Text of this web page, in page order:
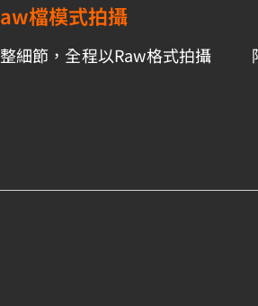
檔模式拍攝
細節，全程以Raw格式拍攝